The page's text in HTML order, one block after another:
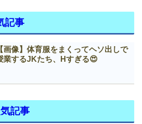
記事
【画像】体育服をまくってヘソ出しで
業するJKたち、Нすぎる😍
記事